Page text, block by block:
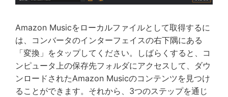
Amazon Musicをローカルファイルとして取得するに
は、コンバータのインターフェイスの右下隅にある
「変換」をタップしてください。しばらくすると、コ
ンピュータ上の保存先フォルダにアクセスして、ダウ
ンロードされたAmazon Musicのコンテンツを見つけ
ることができます。それから、3つのステップを通じ